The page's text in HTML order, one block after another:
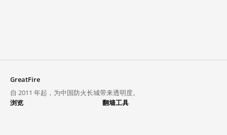
GreatFire
自 2011 年起，为中国防火长城带来透明度。
浏览
翻墙工具